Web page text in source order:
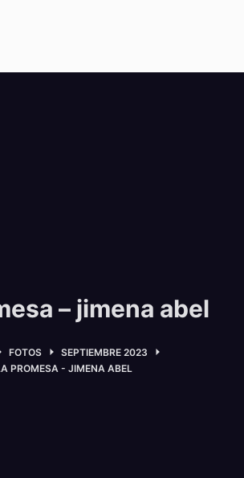
– jimena abel
FOTOS
SEPTIEMBRE 2023
PROMESA - JIMENA ABEL